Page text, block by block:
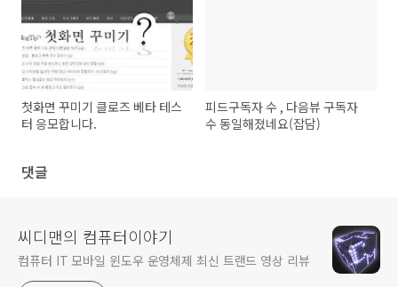
첫화면 꾸미기 클로즈 베타 테스
터 응모합니다.
피드구독자 수 , 다음뷰 구독자
수 동일해졌네요(잡담)
댓글
씨디맨의 컴퓨터이야기
컴퓨터 IT 모바일 윈도우 운영체제 최신 트랜드 영상 리뷰